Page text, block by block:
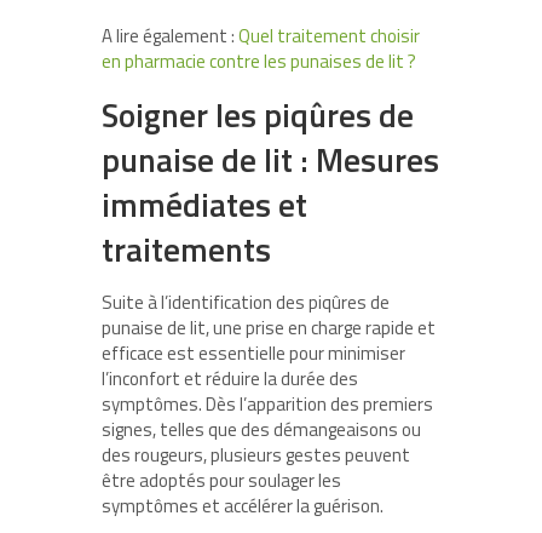
A lire également :Quel traitement choisir
en pharmacie contre les punaises de lit ?
Soigner les piqûres de
punaise de lit : Mesures
immédiates et
traitements
Suite à l’identification des piqûres de
punaise de lit, une prise en charge rapide et
efficace est essentielle pour minimiser
l’inconfort et réduire la durée des
symptômes. Dès l’apparition des premiers
signes, telles que des démangeaisons ou
des rougeurs, plusieurs gestes peuvent
être adoptés pour soulager les
symptômes et accélérer la guérison.